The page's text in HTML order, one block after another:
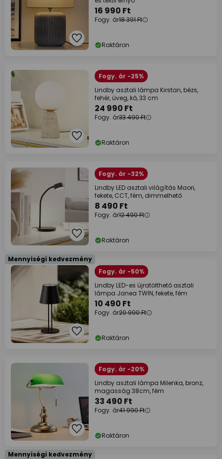
16 990 Ft
Fogy. ár18 391 Ft
Raktáron
Fogy. ár -25%
Lindby asztali lámpa Kirstan, bézs,
fehér, üveg, kő, 33 cm
24 990 Ft
Fogy. ár33 490 Ft
Raktáron
Fogy. ár -32%
Lindby LED asztali világítás Maori,
fekete, CCT, fém, dimmelhető
8 490 Ft
Fogy. ár12 490 Ft
Raktáron
Mennyiségi kedvezmény
Fogy. ár -50%
Lindby LED-es újratölthető asztali
lámpa Janea TWIN, fekete, fém
10 490 Ft
Fogy. ár20 990 Ft
Raktáron
Fogy. ár -20%
Lindby asztali lámpa Milenka, bronz,
magasság 38cm, fém
33 490 Ft
Fogy. ár41 990 Ft
Raktáron
Mennyiségi kedvezmény